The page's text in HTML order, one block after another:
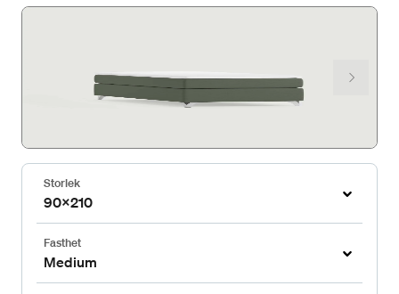
Storlek
90x210
Fasthet
Medium